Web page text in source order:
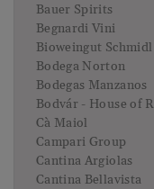
Bauer Spirits
Begnardi Vini
Bioweingut Schmidl
Bodega Norton
Bodegas Manzanos
Bodvár - House of
Cà Maiol
Campari Group
Cantina Argiolas
Cantina Bellavista